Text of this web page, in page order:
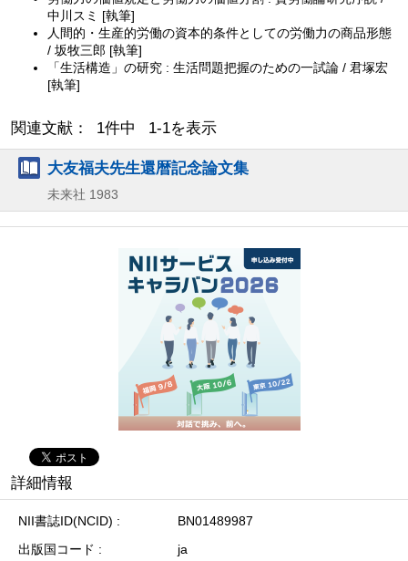
中川スミ [執筆]
人間的・生産的労働の資本的条件としての労働力の商品形態
/ 坂牧三郎 [執筆]
「生活構造」の研究 : 生活問題把握のための一試論 / 君塚宏
[執筆]
関連文献： 1件中 1-1を表示
大友福夫先生還暦記念論文集
未来社 1983
詳細情報
NII書誌ID(NCID)
BN01489987
出版国コード
ja